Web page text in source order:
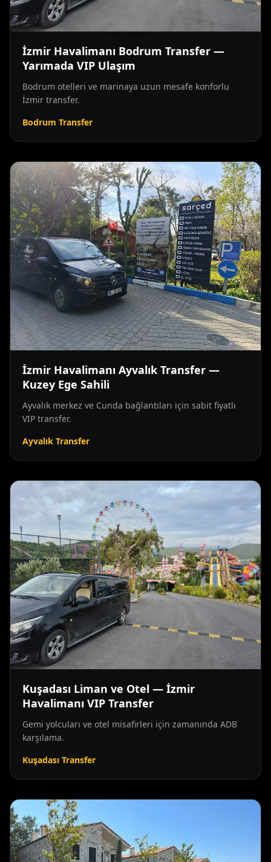
İzmir Havalimanı Bodrum Transfer —
Yarımada VIP Ulaşım
Bodrum otelleri ve marinaya uzun mesafe konforlu
İzmir transfer.
Bodrum Transfer
İzmir Havalimanı Ayvalık Transfer —
Kuzey Ege Sahili
Ayvalık merkez ve Cunda bağlantıları için sabit fiyatlı
VIP transfer.
Ayvalık Transfer
Kuşadası Liman ve Otel — İzmir
Havalimanı VIP Transfer
Gemi yolcuları ve otel misafirleri için zamanında ADB
karşılama.
Kuşadası Transfer